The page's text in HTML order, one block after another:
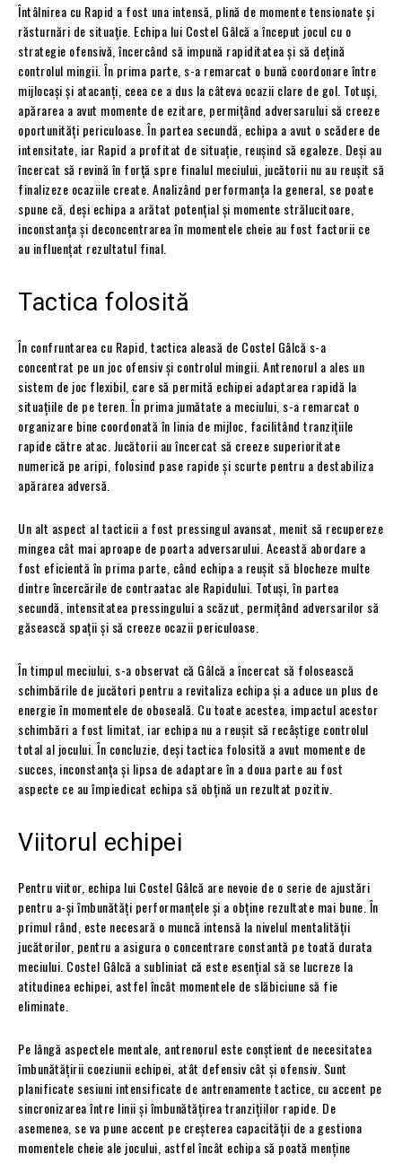
Întâlnirea cu Rapid a fost una intensă, plină de momente tensionate și
răsturnări de situație. Echipa lui Costel Gâlcă a început jocul cu o
strategie ofensivă, încercând să impună rapiditatea și să dețină
controlul mingii. În prima parte, s-a remarcat o bună coordonare între
mijlocași și atacanți, ceea ce a dus la câteva ocazii clare de gol. Totuși,
apărarea a avut momente de ezitare, permițând adversarului să creeze
oportunități periculoase. În partea secundă, echipa a avut o scădere de
intensitate, iar Rapid a profitat de situație, reușind să egaleze. Deși au
încercat să revină în forță spre finalul meciului, jucătorii nu au reușit să
finalizeze ocaziile create. Analizând performanța la general, se poate
spune că, deși echipa a arătat potențial și momente strălucitoare,
inconstanța și deconcentrarea în momentele cheie au fost factorii ce
au influențat rezultatul final.
Tactica folosită
În confruntarea cu Rapid, tactica aleasă de Costel Gâlcă s-a
concentrat pe un joc ofensiv și controlul mingii. Antrenorul a ales un
sistem de joc flexibil, care să permită echipei adaptarea rapidă la
situațiile de pe teren. În prima jumătate a meciului, s-a remarcat o
organizare bine coordonată în linia de mijloc, facilitând tranzițiile
rapide către atac. Jucătorii au încercat să creeze superioritate
numerică pe aripi, folosind pase rapide și scurte pentru a destabiliza
apărarea adversă.
Un alt aspect al tacticii a fost pressingul avansat, menit să recupereze
mingea cât mai aproape de poarta adversarului. Această abordare a
fost eficientă în prima parte, când echipa a reușit să blocheze multe
dintre încercările de contraatac ale Rapidului. Totuși, în partea
secundă, intensitatea pressingului a scăzut, permițând adversarilor să
găsească spații și să creeze ocazii periculoase.
În timpul meciului, s-a observat că Gâlcă a încercat să folosească
schimbările de jucători pentru a revitaliza echipa și a aduce un plus de
energie în momentele de oboseală. Cu toate acestea, impactul acestor
schimbări a fost limitat, iar echipa nu a reușit să recâștige controlul
total al jocului. În concluzie, deși tactica folosită a avut momente de
succes, inconstanța și lipsa de adaptare în a doua parte au fost
aspecte ce au împiedicat echipa să obțină un rezultat pozitiv.
Viitorul echipei
Pentru viitor, echipa lui Costel Gâlcă are nevoie de o serie de ajustări
pentru a-și îmbunătăți performanțele și a obține rezultate mai bune. În
primul rând, este necesară o muncă intensă la nivelul mentalității
jucătorilor, pentru a asigura o concentrare constantă pe toată durata
meciului. Costel Gâlcă a subliniat că este esențial să se lucreze la
atitudinea echipei, astfel încât momentele de slăbiciune să fie
eliminate.
Pe lângă aspectele mentale, antrenorul este conștient de necesitatea
îmbunătățirii coeziunii echipei, atât defensiv cât și ofensiv. Sunt
planificate sesiuni intensificate de antrenamente tactice, cu accent pe
sincronizarea între linii și îmbunătățirea tranzițiilor rapide. De
asemenea, se va pune accent pe creșterea capacității de a gestiona
momentele cheie ale jocului, astfel încât echipa să poată menține